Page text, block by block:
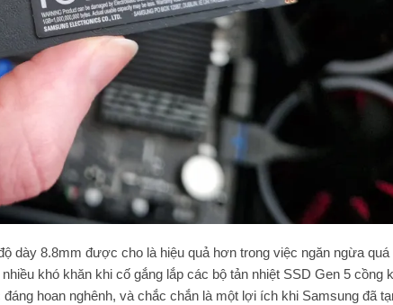
dày 8.8mm được cho là hiệu quả hơn trong việc ngăn ngừa quá
khó khăn khi cố gắng lắp các bộ tản nhiệt SSD Gen 5 cồng
hoan nghênh, và chắc chắn là một lợi ích khi Samsung đã